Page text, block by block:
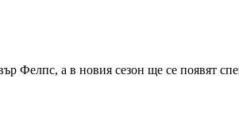
Фелпс, а в новия сезон ще се появят